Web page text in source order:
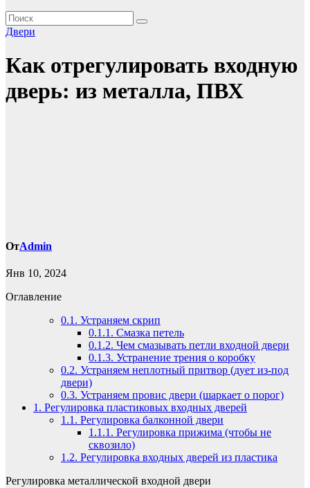
Двери
Как отрегулировать входную
дверь: из металла, ПВХ
ОтAdmin
Янв 10, 2024
Оглавление
0.1. Устраняем скрип
0.1.1. Смазка петель
0.1.2. Чем смазывать петли входной двери
0.1.3. Устранение трения о коробку
0.2. Устраняем неплотный притвор (дует из-под
двери)
0.3. Устраняем провис двери (шаркает о порог)
1. Регулировка пластиковых входных дверей
1.1. Регулировка балконной двери
1.1.1. Регулировка прижима (чтобы не
сквозило)
1.2. Регулировка входных дверей из пластика
Регулировка металлической входной двери